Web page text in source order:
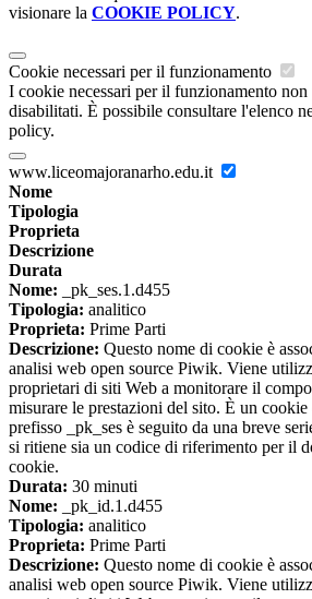
visionare la COOKIE POLICY.
Cookie necessari per il funzionamento
I cookie necessari per il funzionamento non
disabilitati. È possibile consultare l'elenco
policy.
www.liceomajoranarho.edu.it
Nome
Tipologia
Proprieta
Descrizione
Durata
Nome: _pk_ses.1.d455
Tipologia: analitico
Proprieta: Prime Parti
Descrizione: Questo nome di cookie è
analisi web open source Piwik. Viene
proprietari di siti Web a monitorare il
misurare le prestazioni del sito. È un
prefisso _pk_ses è seguito da una breve
si ritiene sia un codice di riferimento per il
cookie.
Durata: 30 minuti
Nome: _pk_id.1.d455
Tipologia: analitico
Proprieta: Prime Parti
Descrizione: Questo nome di cookie è
analisi web open source Piwik. Viene